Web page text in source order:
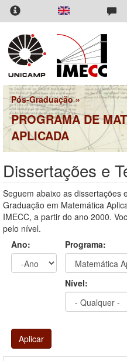
Pular
para
conteúdo
principal
Pós-Graduação»
PROGRAMA DE
APLICADA
Dissertações e
Seguem abaixo as dissertações
Graduação em Matemática
IMECC, a partir do ano 2000.
pelo nível.
Ano:
Programa:
Nível:
Aplicar